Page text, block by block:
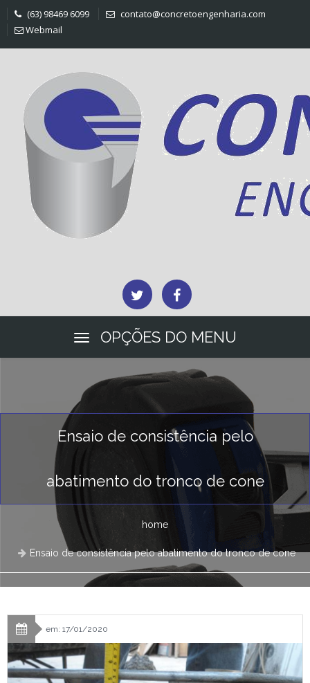
(63) 98469 6099
contato@concretoengenharia.com
Webmail
OPÇÕES DO MENU
Ensaio de consistência pelo
abatimento do tronco de cone
home
Ensaio de consistência pelo abatimento do tronco de cone
em: 17/01/2020